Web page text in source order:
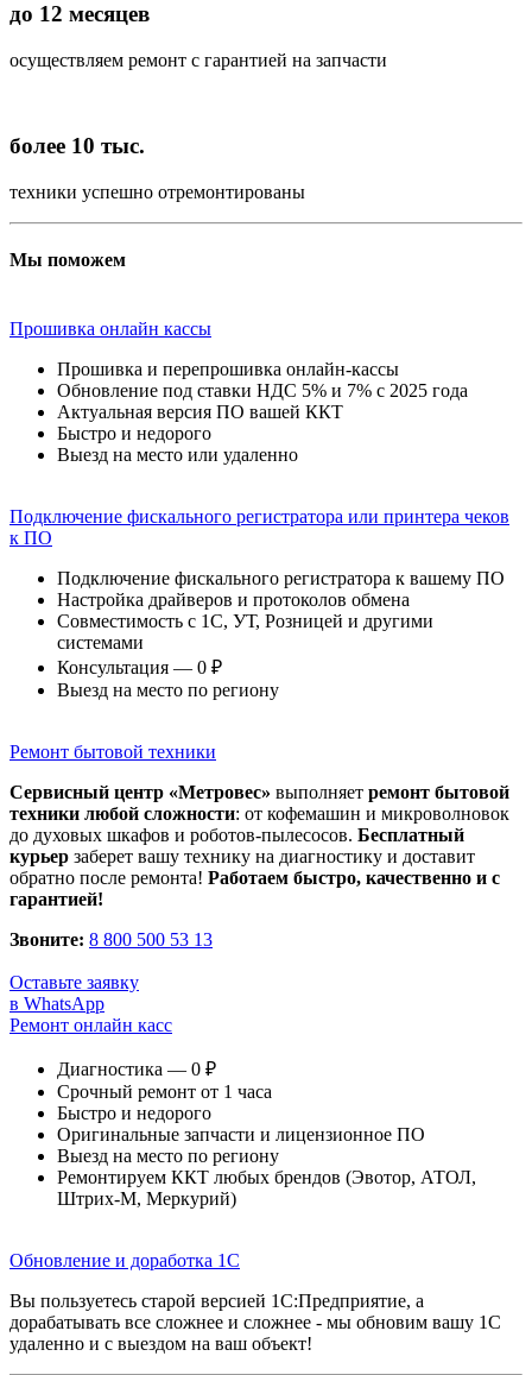
до 12 месяцев
осуществляем ремонт с гарантией на запчасти
более 10 тыс.
техники успешно отремонтированы
Мы поможем
Прошивка онлайн кассы
Прошивка и перепрошивка онлайн-кассы
Обновление под ставки НДС 5% и 7% с 2025 года
Актуальная версия ПО вашей ККТ
Быстро и недорого
Выезд на место или удаленно
Подключение фискального регистратора или принтера чеков
к ПО
Подключение фискального регистратора к вашему ПО
Настройка драйверов и протоколов обмена
Совместимость с 1С, УТ, Розницей и другими
системами
Консультация — 0 ₽
Выезд на место по региону
Ремонт бытовой техники
Сервисный центр «Метровес» выполняет ремонт бытовой
техники любой сложности: от кофемашин и микроволновок
до духовых шкафов и роботов-пылесосов. Бесплатный
курьер заберет вашу технику на диагностику и доставит
обратно после ремонта! Работаем быстро, качественно и с
гарантией!
Звоните: 8 800 500 53 13
Оставьте заявку
в WhatsApp
Ремонт онлайн касс
Диагностика — 0 ₽
Срочный ремонт от 1 часа
Быстро и недорого
Оригинальные запчасти и лицензионное ПО
Выезд на место по региону
Ремонтируем ККТ любых брендов (Эвотор, АТОЛ,
Штрих-М, Меркурий)
Обновление и доработка 1С
Вы пользуетесь старой версией 1С:Предприятие, а
дорабатывать все сложнее и сложнее - мы обновим вашу 1С
удаленно и с выездом на ваш объект!